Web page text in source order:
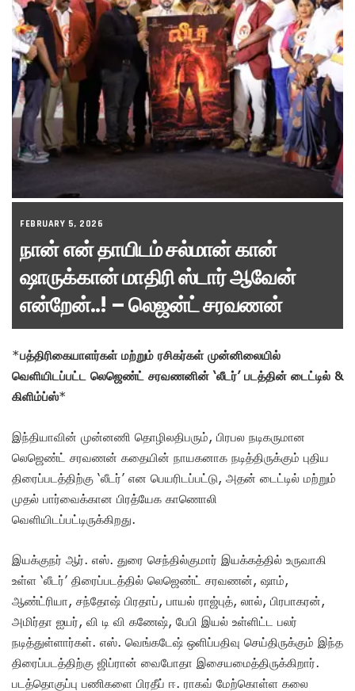
FEBRUARY 5, 2026
நான் என் தாயிடம் சல்மான் கான்
ஷாருக்கான் மாதிரி ஸ்டார் ஆவேன்
என்றேன்..! – லெஜன்ட் சரவணன்
*பத்திரிகையாளர்கள் மற்றும் ரசிகர்கள் முன்னிலையில்
வெளியிடப்பட்ட லெஜெண்ட் சரவணனின் ‘லீடர்’ படத்தின் டைட்டில் &
கிளிம்ப்ஸ்*
இந்தியாவின் முன்னணி தொழிலதிபரும், பிரபல நடிகருமான
லெஜெண்ட் சரவணன் கதையின் நாயகனாக நடித்திருக்கும் புதிய
திரைப்படத்திற்கு ‘லீடர்’ என பெயரிடப்பட்டு, அதன் டைட்டில் மற்றும்
முதல் பார்வைக்கான பிரத்யேக காணொலி
வெளியிடப்பட்டிருக்கிறது.
இயக்குநர் ஆர். எஸ். துரை செந்தில்குமார் இயக்கத்தில் உருவாகி
உள்ள ‘லீடர்’ திரைப்படத்தில் லெஜெண்ட் சரவணன், ஷாம்,
ஆண்ட்ரியா, சந்தோஷ் பிரதாப், பாயல் ராஜ்புத், லால், பிரபாகரன்,
அமிர்தா ஐயர், வி டி வி கணேஷ், பேபி இயல் உள்ளிட்ட பலர்
நடித்துள்ளார்கள். எஸ். வெங்கடேஷ் ஒளிப்பதிவு செய்திருக்கும் இந்த
திரைப்படத்திற்கு ஜிப்ரான் வைபோதா இசையமைத்திருக்கிறார்.
படத்தொகுப்பு பணிகளை பிரதீப் ஈ. ராகவ் மேற்கொள்ள கலை